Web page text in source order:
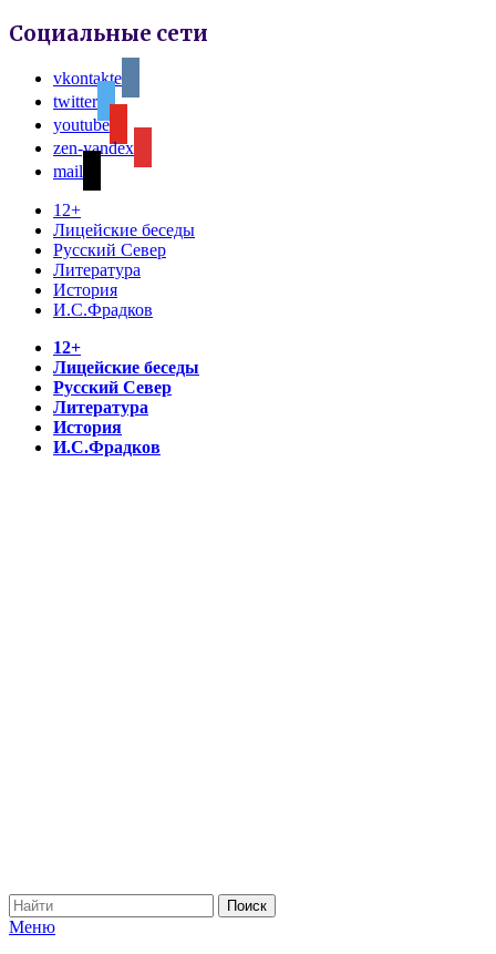
Социальные сети
vkontakte
twitter
youtube
zen-yandex
mail
12+
Лицейские беседы
Русский Север
Литература
История
И.С.Фрадков
12+
Лицейские беседы
Русский Север
Литература
История
И.С.Фрадков
Меню